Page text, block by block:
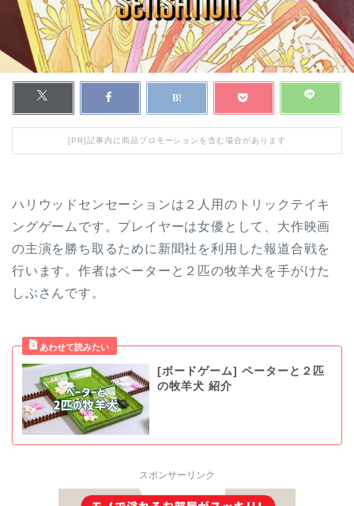
[PR]記事内に商品プロモーションを含む場合があります
ハリウッドセンセーションは２人用のトリックテイキ
ングゲームです。プレイヤーは女優として、大作映画
の主演を勝ち取るために新聞社を利用した報道合戦を
行います。作者はペーターと２匹の牧羊犬を手がけた
しぶさんです。
[ボードゲーム] ペーターと２匹
の牧羊犬 紹介
スポンサーリンク